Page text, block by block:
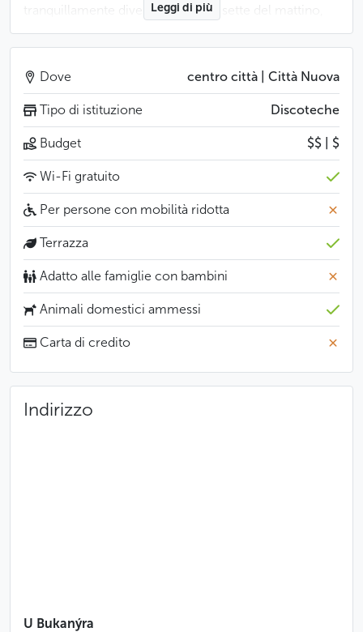
tranquillamente divertirvi fino alle sette del mattino,
passando da un interno accogliente e un'area esterna
con una vista magnifica è un'opportunità rara.
Nei giorni feriali è previsto l'ingresso gratuito.
Leggi di più
Meno
Dove centro città | Città Nuova
Tipo di istituzione Discoteche
Budget $$ | $
Wi-Fi gratuito
Per persone con mobilità ridotta
Terrazza
Adatto alle famiglie con bambini
Animali domestici ammessi
Carta di credito
Indirizzo
U Bukanýra